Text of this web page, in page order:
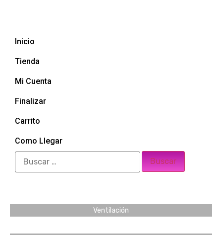
Inicio
Tienda
Mi Cuenta
Finalizar
Carrito
Como Llegar
Ventilación